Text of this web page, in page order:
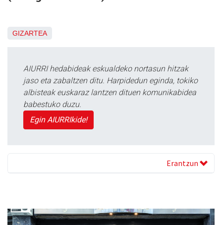
GIZARTEA
AIURRI hedabideak eskualdeko nortasun hitzak
jaso eta zabaltzen ditu. Harpidedun eginda, tokiko
albisteak euskaraz lantzen dituen komunikabidea
babestuko duzu.
Egin AIURRIkide!
Erantzun